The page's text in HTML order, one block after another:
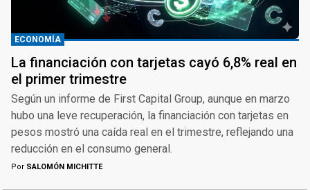
ECONOMÍA
La financiación con tarjetas cayó 6,8% real en
el primer trimestre
Según un informe de First Capital Group, aunque en marzo
hubo una leve recuperación, la financiación con tarjetas en
pesos mostró una caída real en el trimestre, reflejando una
reducción en el consumo general.
Por SALOMÓN MICHITTE